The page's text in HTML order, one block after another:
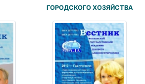
ГОРОДСКОГО ХОЗЯЙСТВА